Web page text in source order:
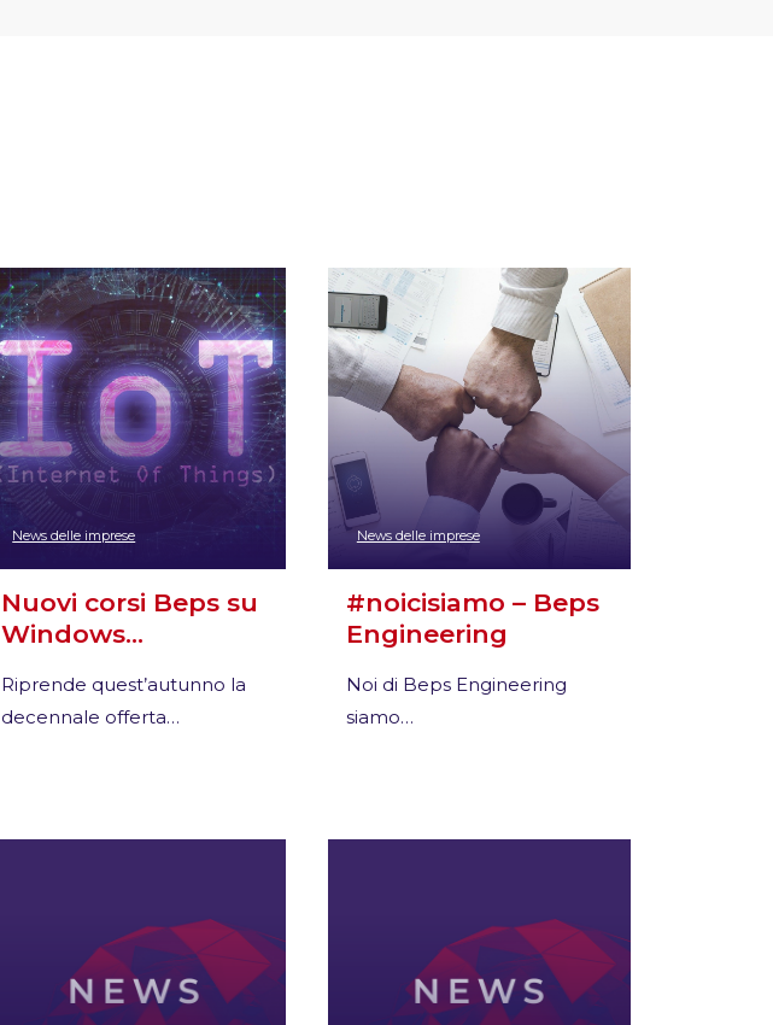
News delle imprese
Nuovi corsi Beps su
Windows…
Riprende quest’autunno la
decennale offerta…
News delle imprese
#noicisiamo – Beps
Engineering
Noi di Beps Engineering
siamo…